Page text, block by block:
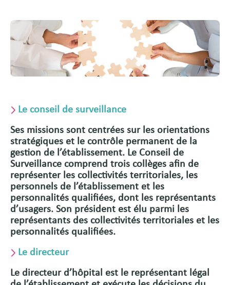
Le conseil de surveillance
Ses missions sont centrées sur les orientations
stratégiques et le contrôle permanent de la
gestion de l’établissement. Le Conseil de
Surveillance comprend trois collèges afin de
représenter les collectivités territoriales, les
personnels de l’établissement et les
personnalités qualifiées, dont les représentants
d’usagers. Son président est élu parmi les
représentants des collectivités territoriales et les
personnalités qualifiées.
Le directeur
Le directeur d’hôpital est le représentant légal